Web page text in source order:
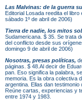
Las Malvinas: de la guerra
Editorial Losada reedita el
sábado 1º de abril de 2006)
Tierra de nadie, los mitos
Sudamericana. $ 35. Se trata
del conflicto desde sus
domingo 9 de abril de 2006)
Nosotras, presas políticas,
páginas. $ 48. Al decir de
pan. Eso significa la palabra,
memoria. Es la obra colectiva
argentina. Ellas dan
Reúne cartas, experiencias y
entre 1974 y 1983.